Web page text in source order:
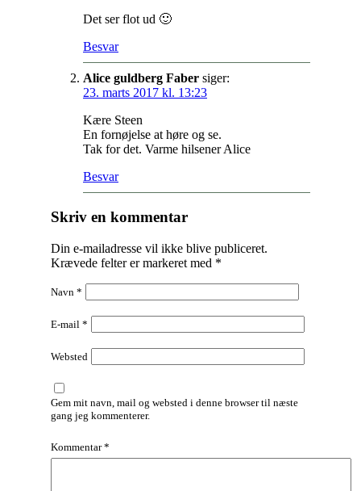
Det ser flot ud 🙂
Besvar
Alice guldberg Faber siger:
23. marts 2017 kl. 13:23
Kære Steen
En fornøjelse at høre og se.
Tak for det. Varme hilsener Alice
Besvar
Skriv en kommentar
Din e-mailadresse vil ikke blive publiceret.
Krævede felter er markeret med *
Navn *
E-mail *
Websted
Gem mit navn, mail og websted i denne browser til næste
gang jeg kommenterer.
Kommentar*